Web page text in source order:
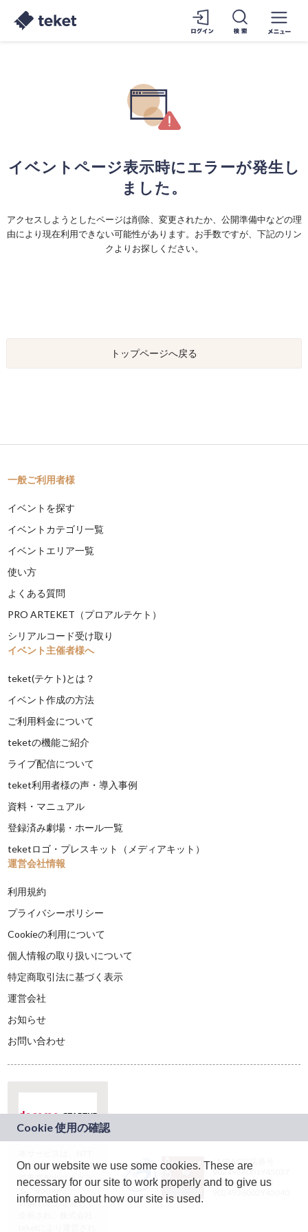
イベントページ表示時にエラーが発生し
ました。
アクセスしようとしたページは削除、変更されたか、公開準備中などの理
由により現在利用できない可能性があります。お手数ですが、下記のリン
クよりお探しください。
トップページへ戻る
一般ご利用者様
イベントを探す
イベントカテゴリ一覧
イベントエリア一覧
使い方
よくある質問
PRO ARTEKET（プロアルテケト）
シリアルコード受け取り
イベント主催者様へ
teket(テケト)とは？
イベント作成の方法
ご利用料金について
teketの機能ご紹介
ライブ配信について
teket利用者様の声・導入事例
資料・マニュアル
登録済み劇場・ホール一覧
teketロゴ・プレスキット（メディアキット）
運営会社情報
利用規約
プライバシーポリシー
Cookieの利用について
個人情報の取り扱いについて
特定商取引法に基づく表示
運営会社
お知らせ
お問い合わせ
ドコモグループの新
規事業創出プログラ
ム「docomo
STARTUP」を通じて
JASRAC許諾番号：
9024936001Y45037
JASRAC許諾番号：
On our website we use some cookies. These are
necessary for our site to work properly and to give us
information about how our site is used.